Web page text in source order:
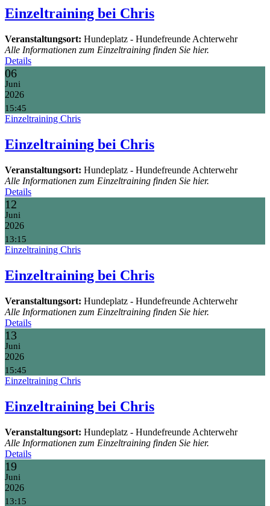
Einzeltraining bei Chris
Veranstaltungsort: Hundeplatz - Hundefreunde Achterwehr
Alle Informationen zum Einzeltraining finden Sie hier.
Details
06
Juni
2026
15:45
Einzeltraining Chris
Einzeltraining bei Chris
Veranstaltungsort: Hundeplatz - Hundefreunde Achterwehr
Alle Informationen zum Einzeltraining finden Sie hier.
Details
12
Juni
2026
13:15
Einzeltraining Chris
Einzeltraining bei Chris
Veranstaltungsort: Hundeplatz - Hundefreunde Achterwehr
Alle Informationen zum Einzeltraining finden Sie hier.
Details
13
Juni
2026
15:45
Einzeltraining Chris
Einzeltraining bei Chris
Veranstaltungsort: Hundeplatz - Hundefreunde Achterwehr
Alle Informationen zum Einzeltraining finden Sie hier.
Details
19
Juni
2026
13:15